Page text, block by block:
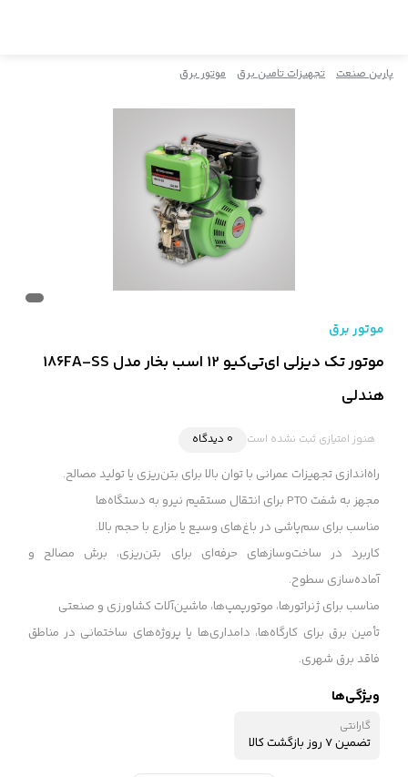
پارین صنعت تجهیزات تامین برق موتور برق
موتور برق
موتور تک دیزلی ای‌تی‌کیو 12 اسب بخار مدل 186FA-SS
هندلی
هنوز امتیازی ثبت نشده است 0 دیدگاه
راه‌اندازی تجهیزات عمرانی با توان بالا برای بتن‌ریزی یا تولید مصالح.
مجهز به شفت PTO برای انتقال مستقیم نیرو به دستگاه‌ها
مناسب برای سم‌پاشی در باغ‌های وسیع یا مزارع با حجم بالا.
کاربرد در ساخت‌وسازهای حرفه‌ای برای بتن‌ریزی، برش مصالح و
آماده‌سازی سطوح.
مناسب برای ژنراتورها، موتورپمپ‌ها، ماشین‌آلات کشاورزی و صنعتی
تأمین برق برای کارگاه‌ها، دامداری‌ها یا پروژه‌های ساختمانی در مناطق
فاقد برق شهری.
ویژگی‌ها
گارانتی
تضمین 7 روز بازگشت کالا